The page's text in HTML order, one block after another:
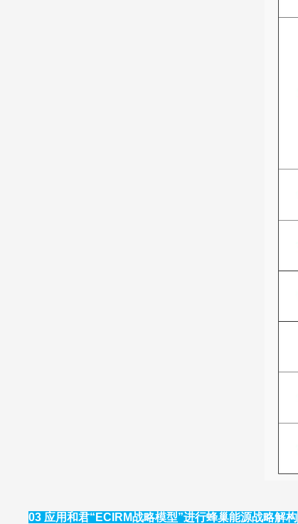
03 应用和君“ECIRM战略模型”进行蜂巢能源战略解构